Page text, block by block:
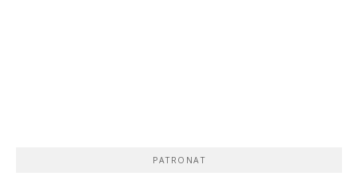
PATRONAT